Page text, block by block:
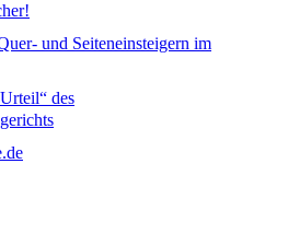
und Seiteneinsteigern im
des